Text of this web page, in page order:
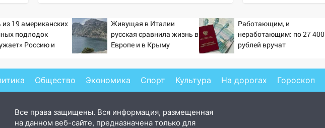
из 19 американских
подлодок
Россию и
Живущая в Италии
русская сравнила жизнь в
Европе и в Крыму
Работающим, и
неработающим: по 27 400
рублей вручат
Общество Экономика Спорт Культура На дорогах Гороскоп
Все права защищены. Вся информация, размещенная
на данном веб-сайте, предназначена только для